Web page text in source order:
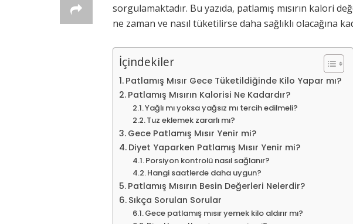
sorgulamaktadır. Bu yazıda, patlamış mısırın kalori
ne zaman ve nasıl tüketilirse daha sağlıklı olacağına
İçindekiler
Patlamış Mısır Gece Tüketildiğinde Kilo Yapar mı?
Patlamış Mısırın Kalorisi Ne Kadardır?
Yağlı mı yoksa yağsız mı tercih edilmeli?
Tuz eklemek zararlı mı?
Gece Patlamış Mısır Yenir mi?
Diyet Yaparken Patlamış Mısır Yenir mi?
Porsiyon kontrolü nasıl sağlanır?
Hangi saatlerde daha uygun?
Patlamış Mısırın Besin Değerleri Nelerdir?
Sıkça Sorulan Sorular
Gece patlamış mısır yemek kilo aldırır mı?